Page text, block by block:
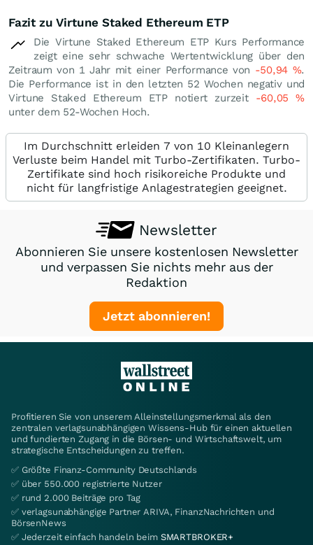
Fazit zu Virtune Staked Ethereum ETP
Die Virtune Staked Ethereum ETP Kurs Performance
zeigt eine sehr schwache Wertentwicklung über den
Zeitraum von 1 Jahr mit einer Performance von -50,94 %.
Die Performance ist in den letzten 52 Wochen negativ und
Virtune Staked Ethereum ETP notiert zurzeit -60,05%
unter dem 52-Wochen Hoch.
Im Durchschnitt erleiden 7 von 10 Kleinanlegern
Verluste beim Handel mit Turbo-Zertifikaten. Turbo-
Zertifikate sind hoch risikoreiche Produkte und
nicht für langfristige Anlagestrategien geeignet.
Newsletter
Abonnieren Sie unsere kostenlosen Newsletter
und verpassen Sie nichts mehr aus der
Redaktion
Jetzt abonnieren!
Profitieren Sie von unserem Alleinstellungsmerkmal als den
zentralen verlagsunabhängigen Wissens-Hub für einen aktuellen
und fundierten Zugang in die Börsen- und Wirtschaftswelt, um
strategische Entscheidungen zu treffen.
✅ Größte Finanz-Community Deutschlands
✅ über 550.000 registrierte Nutzer
✅ rund 2.000 Beiträge pro Tag
✅ verlagsunabhängige Partner ARIVA, FinanzNachrichten und
BörsenNews
✅ Jederzeit einfach handeln beim SMARTBROKER+